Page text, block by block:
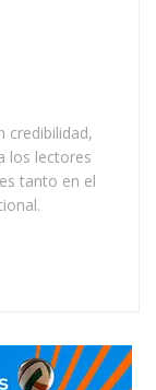
credibilidad,
los lectores
tanto en el